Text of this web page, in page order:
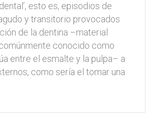
esto es, episodios de
y transitorio provocados
de la dentina –material
conocido como
entre el esmalte y la pulpa– a
como sería el tomar una